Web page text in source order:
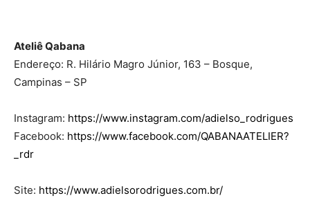
Ateliê Qabana
Endereço: R. Hilário Magro Júnior, 163 – Bosque,
Campinas – SP
Instagram: https://www.instagram.com/adielso_rodrigues
Facebook: https://www.facebook.com/QABANAATELIER?
_rdr
Site: https://www.adielsorodrigues.com.br/